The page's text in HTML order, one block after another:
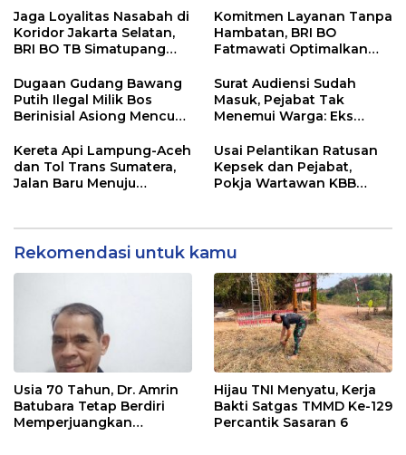
Kewenangan Mutlak di
Tangan Presiden
Jaga Loyalitas Nasabah di
Koridor Jakarta Selatan,
BRI BO TB Simatupang
Komitmen Layanan Tanpa
Hambatan, BRI BO
Fatmawati Optimalkan
Setiap Lini
Dugaan Gudang Bawang
Putih Ilegal Milik Bos
Berinisial Asiong Mencuat,
Didesak Bertindak
Surat Audiensi Sudah
Masuk, Pejabat Tak
Menemui Warga: Eks
Pelayanan Dinas
Transmigrasi Luwu Timur
Kereta Api Lampung-Aceh
dan Tol Trans Sumatera,
Jalan Baru Menuju
Usai Pelantikan Ratusan
Kepsek dan Pejabat,
Pokja Wartawan KBB
Rekomendasi untuk kamu
Usia 70 Tahun, Dr. Amrin
Batubara Tetap Berdiri
Memperjuangkan
Hijau TNI Menyatu, Kerja
Bakti Satgas TMMD Ke-129
Percantik Sasaran 6